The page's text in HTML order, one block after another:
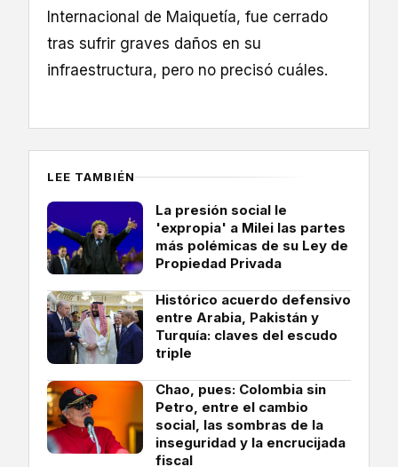
Internacional de Maiquetía, fue cerrado
tras sufrir graves daños en su
infraestructura, pero no precisó cuáles.
LEE TAMBIÉN
La presión social le
'expropia' a Milei las partes
más polémicas de su Ley de
Propiedad Privada
Histórico acuerdo defensivo
entre Arabia, Pakistán y
Turquía: claves del escudo
triple
Chao, pues: Colombia sin
Petro, entre el cambio
social, las sombras de la
inseguridad y la encrucijada
fiscal